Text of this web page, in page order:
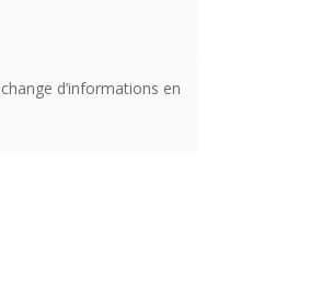
d’informations en